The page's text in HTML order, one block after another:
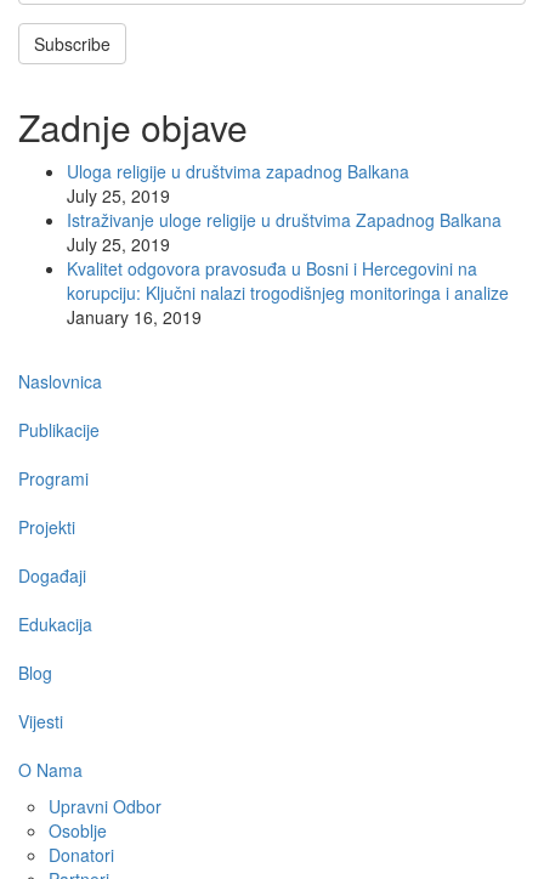
Subscribe
Zadnje objave
Uloga religije u društvima zapadnog Balkana
July 25, 2019
Istraživanje uloge religije u društvima Zapadnog Balkana
July 25, 2019
Kvalitet odgovora pravosuđa u Bosni i Hercegovini na
korupciju: Ključni nalazi trogodišnjeg monitoringa i analize
January 16, 2019
Main
navigation
Naslovnica
Publikacije
Programi
Projekti
Događaji
Edukacija
Blog
Vijesti
O Nama
Upravni Odbor
Osoblje
Donatori